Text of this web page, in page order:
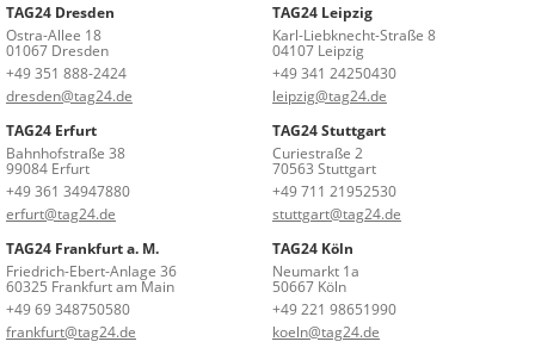
TAG24 Dresden
Ostra-Allee 18
01067 Dresden
+49 351 888-2424
dresden@tag24.de
TAG24 Leipzig
Karl-Liebknecht-Straße 8
04107 Leipzig
+49 341 24250430
leipzig@tag24.de
TAG24 Erfurt
Bahnhofstraße 38
99084 Erfurt
+49 361 34947880
erfurt@tag24.de
TAG24 Stuttgart
Curiestraße 2
70563 Stuttgart
+49 711 21952530
stuttgart@tag24.de
TAG24 Frankfurt a. M.
Friedrich-Ebert-Anlage 36
60325 Frankfurt am Main
+49 69 348750580
frankfurt@tag24.de
TAG24 Köln
Neumarkt 1a
50667 Köln
+49 221 98651990
koeln@tag24.de